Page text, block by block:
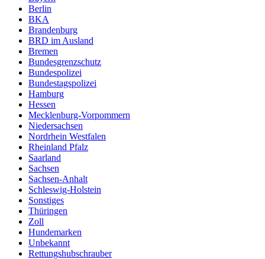
Berlin
BKA
Brandenburg
BRD im Ausland
Bremen
Bundesgrenzschutz
Bundespolizei
Bundestagspolizei
Hamburg
Hessen
Mecklenburg-Vorpommern
Niedersachsen
Nordrhein Westfalen
Rheinland Pfalz
Saarland
Sachsen
Sachsen-Anhalt
Schleswig-Holstein
Sonstiges
Thüringen
Zoll
Hundemarken
Unbekannt
Rettungshubschrauber